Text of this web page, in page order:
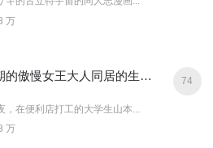
万
与高中时期的傲慢女王大人同居的生活意外还不赖
，在便利店打工的大学生山本...
万
74